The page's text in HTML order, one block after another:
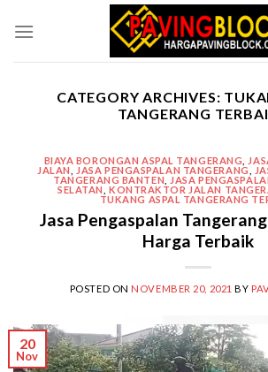
CATEGORY ARCHIVES:
TANGERANG
BIAYA BORONGAN ASPAL TANGERANG
JALAN
JASA PENGASPALAN TANGERANG
TANGERANG BANTEN
JASA
SELATAN
KONTRAKTOR JALAN
TUKANG ASPAL TANGERANG
Jasa Pengaspalan
Harga Terbaik
POSTED ON NOVEMBER 20, 2021 BY
20
Nov